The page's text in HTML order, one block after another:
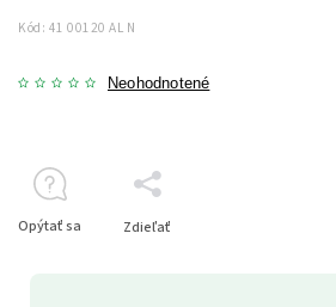
Kód: 41 00120 AL N
Neohodnotené
Opýtať sa Zdieľať